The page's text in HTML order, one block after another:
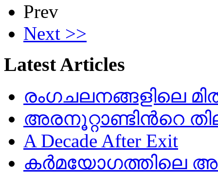
Prev
Next >>
Latest Articles
രംഗചലനങ്ങളിലെ
അരനൂറ്റാണ്ടിൻറെ
A Decade After Exit
കർമയോഗത്തിലെ